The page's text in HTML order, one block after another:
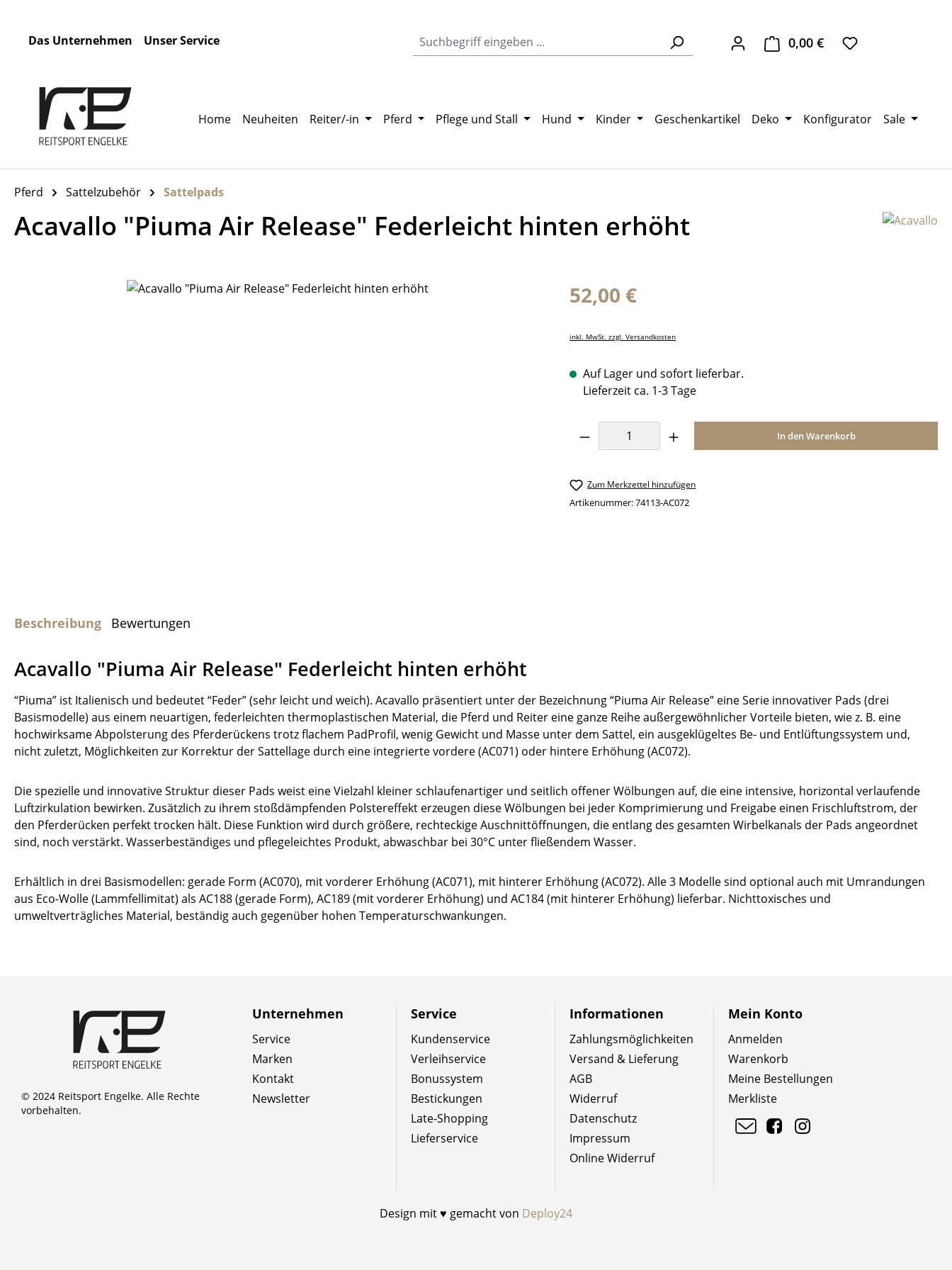
Das Unternehmen
Unser Service 0,00 €Warenkorb enthält 0
Home Neuheiten Reiter/-in Pferd Pflege und Stall Hund Kinder Geschenkartikel Deko Konfigurator Sale
Pferd Sattelzubehör Sattelpads
Acavallo "Piuma Air Release" Federleicht hinten erhöht
Bildergalerie überspringen Regulärer Preis:
52,00 €
inkl. MwSt. zzgl. Versandkosten
Auf Lager und sofort lieferbar.
Lieferzeit ca. 1-3 Tage
Produkt Anzahl: Gib den gewünschten Wert
In den Warenkorb
Zum Merkzettel hinzufügen
Artikenummer:74113-AC072
Beschreibung Bewertungen
Acavallo "Piuma Air Release" Federleicht hinten erhöht
“Piuma” ist Italienisch und bedeutet “Feder” (sehr leicht und weich). Acavallo präsentiert unter der Bezeichnung “Piuma Air Release” eine Serie innovativer Pads (drei
Basismodelle) aus einem neuartigen, federleichten thermoplastischen Material, die Pferd und Reiter eine ganze Reihe außergewöhnlicher Vorteile bieten, wie z. B. eine
hochwirksame Abpolsterung des Pferderückens trotz flachem PadProfil, wenig Gewicht und Masse unter dem Sattel, ein ausgeklügeltes Be- und Entlüftungssystem und,
nicht zuletzt, Möglichkeiten zur Korrektur der Sattellage durch eine integrierte vordere (AC071) oder hintere Erhöhung (AC072).
Die spezielle und innovative Struktur dieser Pads weist eine Vielzahl kleiner schlaufenartiger und seitlich offener Wölbungen auf, die eine intensive, horizontal verlaufende
Luftzirkulation bewirken. Zusätzlich zu ihrem stoßdämpfenden Polstereffekt erzeugen diese Wölbungen bei jeder Komprimierung und Freigabe einen Frischluftstrom, der
den Pferderücken perfekt trocken hält. Diese Funktion wird durch größere, rechteckige Auschnittöffnungen, die entlang des gesamten Wirbelkanals der Pads angeordnet
sind, noch verstärkt. Wasserbeständiges und pflegeleichtes Produkt, abwaschbar bei 30°C unter fließendem Wasser.
Erhältlich in drei Basismodellen: gerade Form (AC070), mit vorderer Erhöhung (AC071), mit hinterer Erhöhung (AC072). Alle 3 Modelle sind optional auch mit Umrandungen
aus Eco-Wolle (Lammfellimitat) als AC188 (gerade Form), AC189 (mit vorderer Erhöhung) und AC184 (mit hinterer Erhöhung) lieferbar. Nichttoxisches und
umweltverträgliches Material, beständig auch gegenüber hohen Temperaturschwankungen.
© 2024 Reitsport Engelke. Alle Rechte
vorbehalten.
Unternehmen
Service
Marken
Kontakt
Newsletter
Service
Kundenservice
Verleihservice
Bonussystem
Bestickungen
Late-Shopping
Lieferservice
Informationen
Zahlungsmöglichkeiten
Versand & Lieferung
AGB
Widerruf
Datenschutz
Impressum
Online Widerruf
Mein Konto
Anmelden
Warenkorb
Meine Bestellungen
Merkliste
Design mit ♥ gemacht von Deploy24